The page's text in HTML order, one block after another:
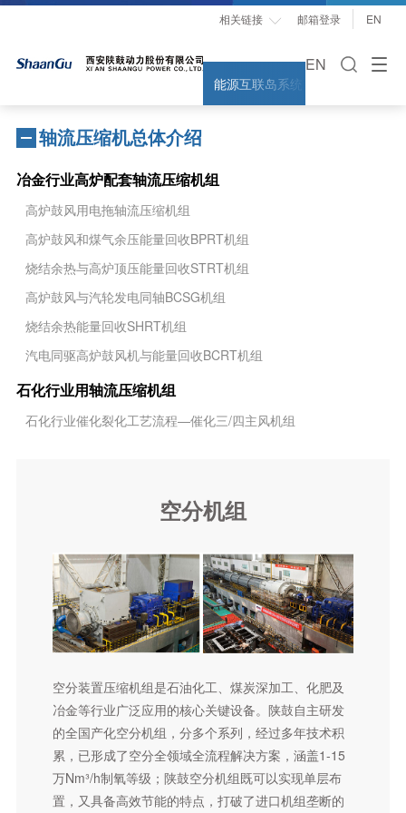
相关链接  邮箱登录 EN
EN
能源互联岛系统解决方案
轴流压缩机总体介绍
冶金行业高炉配套轴流压缩机组
高炉鼓风用电拖轴流压缩机组
高炉鼓风和煤气余压能量回收BPRT机组
烧结余热与高炉顶压能量回收STRT机组
高炉鼓风与汽轮发电同轴BCSG机组
烧结余热能量回收SHRT机组
汽电同驱高炉鼓风机与能量回收BCRT机组
石化行业用轴流压缩机组
石化行业催化裂化工艺流程—催化三/四主风机组
离心压缩机总体介绍
LNG机组
空分机组
石油化工及天然气领域用离心机组
催化裂化装置—主风机、富气压缩机、增压机
焦化装置—富气压缩机
循环氢气离心压缩机组
空分机组
空分装置压缩机组是石油化工、煤炭深加工、化肥及
冶金等行业广泛应用的核心关键设备。陕鼓自主研发
的全国产化空分机组，分多个系列，经过多年技术积
累，已形成了空分全领域全流程解决方案，涵盖1-15
万Nm³/h制氧等级；陕鼓空分机组既可以实现单层布
置，又具备高效节能的特点，打破了进口机组垄断的